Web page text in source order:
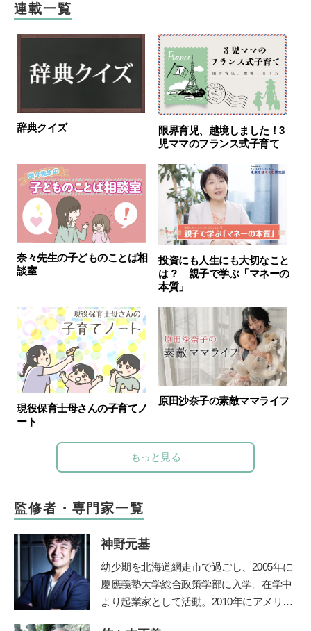
連載一覧
辞典クイズ
限界育児、越境しました！3
児ママのフランス式子育て
奈々先生の子どものことば相
談室
投資にも人生にも大切なこと
は？ 親子で学ぶ「マネーの
本質」
現役保育士母さんの子育てノ
ート
原田沙奈子の素敵ママライフ
もっと見る
監修者・専門家一覧
神野元基
幼少期を北海道網走市で過ごし、2005年に
慶應義塾大学総合政策学部に入学。在学中
より起業家として活動。2010年にアメリカ